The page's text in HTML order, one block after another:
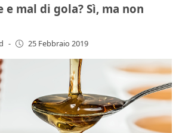
e mal di gola? Sì, ma non
- 25 Febbraio 2019